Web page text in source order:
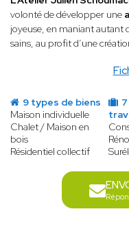
volonté de développer une
joyeuse, en maniant autant
sains, au profit d’une
9 types de biens
Maison individuelle
Chalet / Maison en
bois
Résidentiel collectif